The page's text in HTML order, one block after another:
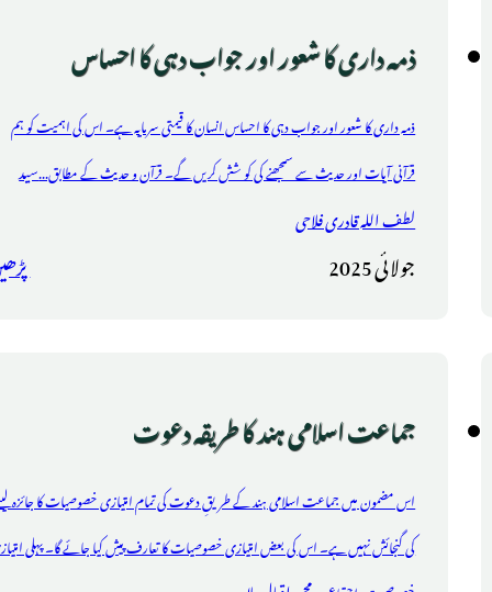
ذمہ داری کا شعور اور جواب دہی کا احساس
ذمہ داری کا شعور اور جواب دہی کا احساس انسان کا قیمتی سرمایہ ہے۔ اس کی اہمیت کو ہم
قرآنی آیات اور حدیث سے سمجھنے کی کو شش کریں گے۔ قرآن و حدیث کے مطابق...سید
لطف اللہ قادری فلاحی
جولائی 2025
جماعت اسلامی ہند کا طریقہ دعوت
اس مضمون میں جماعت اسلامی ہند کے طریقِ دعوت کی تمام امتیازی خصوصیات کا جائزہ
کی گنجائش نہیں ہے۔ اس کی بعض امتیازی خصوصیات کا تعارف پیش کیا جائے گا۔ پہلی